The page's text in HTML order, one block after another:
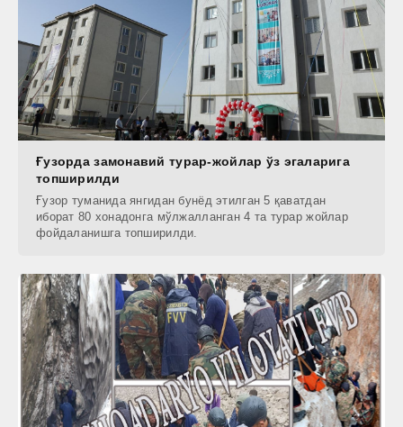
Ғузорда замонавий турар-жойлар ўз эгаларига
топширилди
Ғузор туманида янгидан бунёд этилган 5 қаватдан
иборат 80 хонадонга мўлжалланган 4 та турар жойлар
фойдаланишга топширилди.